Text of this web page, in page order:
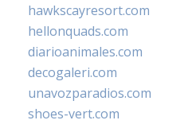
hawkscayresort.com
hellonquads.com
diarioanimales.com
decogaleri.com
unavozparadios.com
shoes-vert.com